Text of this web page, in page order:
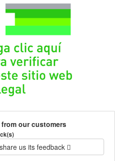
our customers
us its feedback